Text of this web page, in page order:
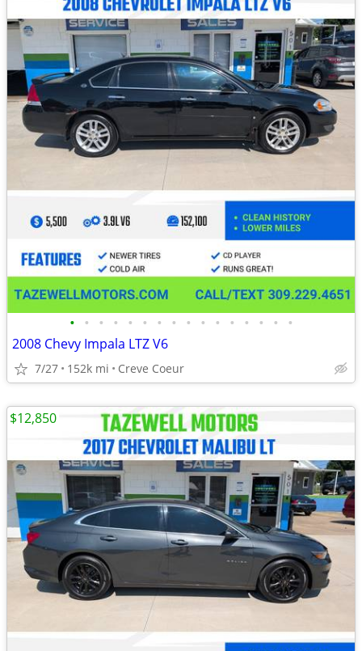
• • • • • • • • • • • • • • • •
2008 Chevy Impala LTZ V6
7/27 152k mi Creve Coeur
$12,850